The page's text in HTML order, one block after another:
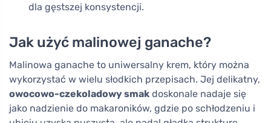
dla gęstszej konsystencji.
Jak użyć malinowej ganache?
Malinowa ganache to uniwersalny krem, który można
wykorzystać w wielu słodkich przepisach. Jej delikatny,
owocowo-czekoladowy smak doskonale nadaje się
jako nadzienie do makaroników, gdzie po schłodzeniu i